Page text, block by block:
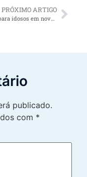
PRÓXIMO ARTIGO
Viagens para idosos em novembro/2023 no Vila Galé Eco Resort de Cumbuco (Ceará)
publicado.
com *